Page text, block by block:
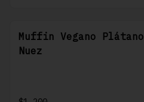
Muffin Vegano Plátano
Nuez